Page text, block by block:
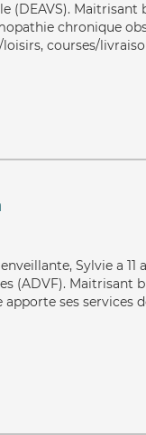
(DEAVS). Maitrisant
chronique
loisirs, courses/
Sylvie a
(ADVF).
ses services